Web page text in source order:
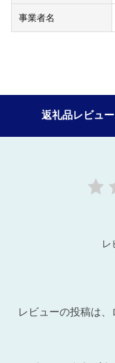
事業者名
返礼品レビュー
レ
レビューの投稿は、